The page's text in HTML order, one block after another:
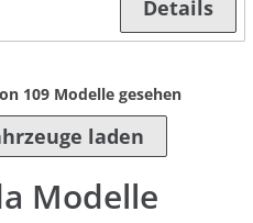
Details
109Modelle gesehen
laden
Modelle